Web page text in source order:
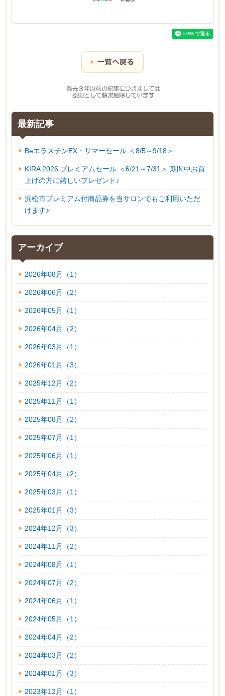
最新記事
BeエラスチンEX・サマーセール ＜8/5～9/18＞
KIRA 2026 プレミアムセール ＜6/21～7/31＞ 期間中お買
上げの方に嬉しいプレゼント♪
浜松市プレミアム付商品券を当サロンでもご利用いただ
けます♪
アーカイブ
2026年08月（1）
2026年06月（2）
2026年05月（1）
2026年04月（2）
2026年03月（1）
2026年01月（3）
2025年12月（2）
2025年11月（1）
2025年08月（2）
2025年07月（1）
2025年06月（1）
2025年04月（2）
2025年03月（1）
2025年01月（3）
2024年12月（3）
2024年11月（2）
2024年08月（1）
2024年07月（2）
2024年06月（1）
2024年05月（1）
2024年04月（2）
2024年03月（2）
2024年01月（3）
2023年12月（1）